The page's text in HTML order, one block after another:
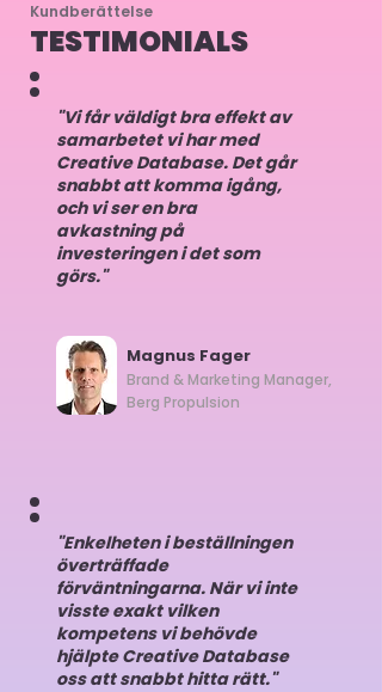
"Vi får väldigt bra effekt av
samarbetet vi har med
Creative Database. Det går
snabbt att komma igång,
och vi ser en bra
avkastning på
investeringen i det som
görs."
Magnus Fager
Brand & Marketing Manager,
Berg Propulsion
"Enkelheten i beställningen
överträffade
förväntningarna. När vi inte
visste exakt vilken
kompetens vi behövde
hjälpte Creative Database
oss att snabbt hitta rätt."
Kundberättelse
TESTIMONIALS